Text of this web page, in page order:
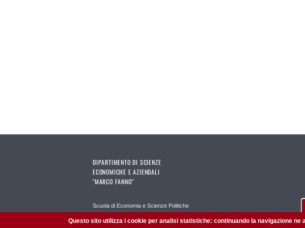
DIPARTIMENTO DI SCIENZE
ECONOMICHE E AZIENDALI
"MARCO FANNO"
Scuola di Economia e Scienze Politiche
Amministrazione Trasparente
Questo sito utilizza i cookie per analisi statistiche: continuando la navigazione ne